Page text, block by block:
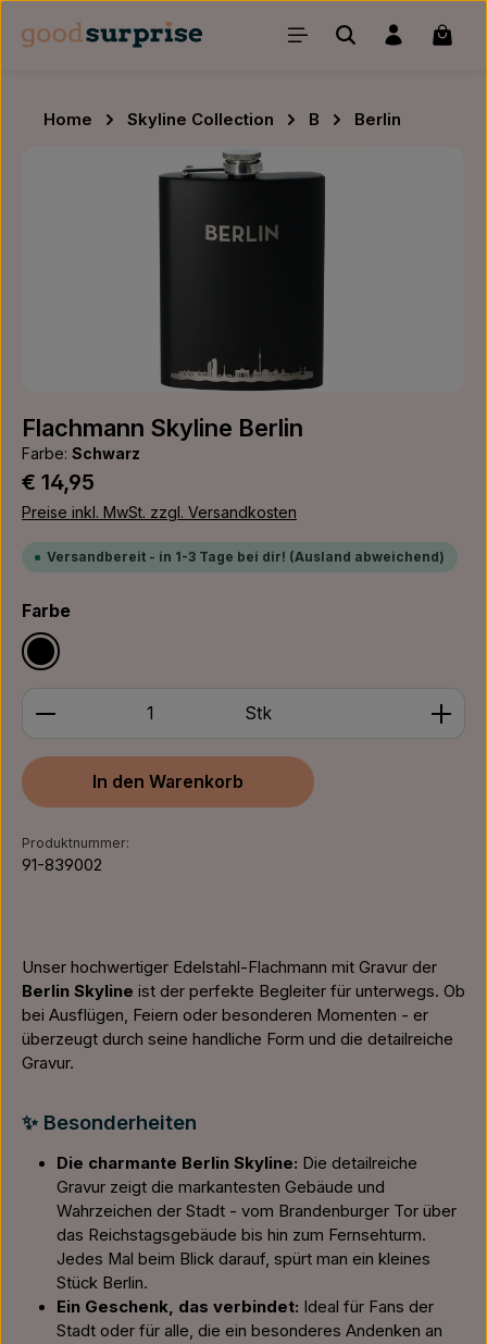
Zum Hauptinhalt springen
Home Skyline Collection B
Berlin
Flachmann Skyline Berlin
Farbe: Schwarz
Regulärer Preis:
€ 14,95
Preise inkl. MwSt. zzgl. Versandkosten
Versandbereit - in 1-3 Tage bei dir! (Ausland abweichend)
Farbeauswählen
Schwarz
Produkt Anzahl: Gib den gewünschten Wert ein
Stk
In den Warenkorb
Produktnummer:
91-839002
Unser hochwertiger Edelstahl-Flachmann mit Gravur der
Berlin Skyline ist der perfekte Begleiter für unterwegs. Ob
bei Ausflügen, Feiern oder besonderen Momenten - er
überzeugt durch seine handliche Form und die detailreiche
Gravur.
✨ Besonderheiten
Die charmante Berlin Skyline: Die detailreiche
Gravur zeigt die markantesten Gebäude und
Wahrzeichen der Stadt - vom Brandenburger Tor über
das Reichstagsgebäude bis hin zum Fernsehturm.
Jedes Mal beim Blick darauf, spürt man ein kleines
Stück Berlin.
Ein Geschenk, das verbindet: Ideal für Fans der
Stadt oder für alle, die ein besonderes Andenken an